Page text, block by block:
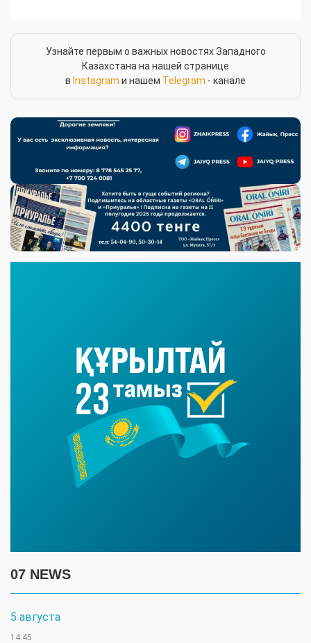
Узнайте первым о важных новостях Западного
Казахстана на нашей странице
в Instagram и нашем Telegram - канале
07 NEWS
5 августа
14:45